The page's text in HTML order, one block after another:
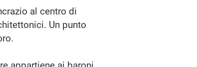
al centro di
Un punto